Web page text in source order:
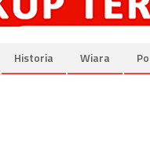
Historia Wiara